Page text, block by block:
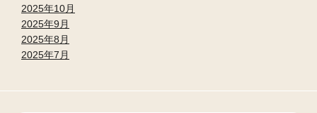
2025年10月
2025年9月
2025年8月
2025年7月